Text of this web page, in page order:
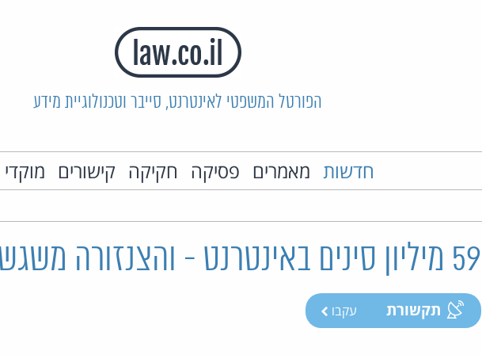
הפורטל המשפטי לאינטרנט, סייבר וטכנולוגיית מידע
חדשות מאמרים פסיקה חקיקה קישורים
59 מיליון סינים באינטרנט - והצנזורה משגשגת...
תקשורת עקבו